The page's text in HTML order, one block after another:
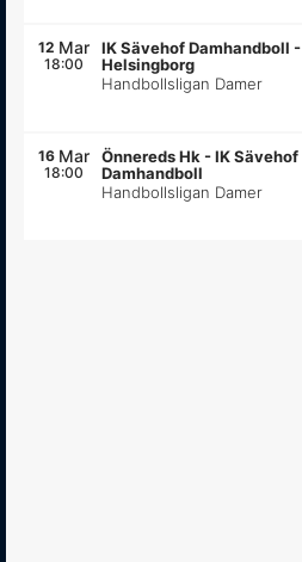
12 Mar
18:00
IK Sävehof Damhandboll -
Helsingborg
Handbollsligan Damer
16 Mar
18:00
Önnereds Hk -IK Sävehof
Damhandboll
Handbollsligan Damer